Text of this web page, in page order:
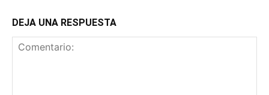
DEJA UNA RESPUESTA